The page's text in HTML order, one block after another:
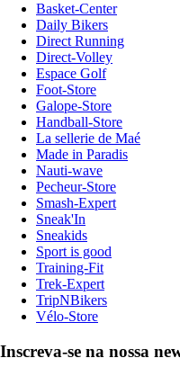
Basket-Center
Daily Bikers
Direct Running
Direct-Volley
Espace Golf
Foot-Store
Galope-Store
Handball-Store
La sellerie de Maé
Made in Paradis
Nauti-wave
Pecheur-Store
Smash-Expert
Sneak'In
Sneakids
Sport is good
Training-Fit
Trek-Expert
TripNBikers
Vélo-Store
Inscreva-se na nossa